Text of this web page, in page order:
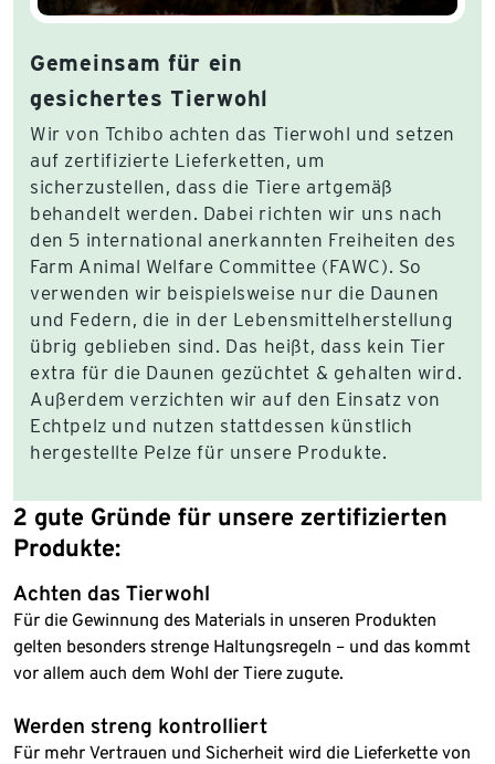
Gemeinsam für ein
gesichertes Tierwohl
Wir von Tchibo achten das Tierwohl und setzen
auf zertifizierte Lieferketten, um
sicherzustellen, dass die Tiere artgemäß
behandelt werden. Dabei richten wir uns nach
den 5 international anerkannten Freiheiten des
Farm Animal Welfare Committee (FAWC). So
verwenden wir beispielsweise nur die Daunen
und Federn, die in der Lebensmittelherstellung
übrig geblieben sind. Das heißt, dass kein Tier
extra für die Daunen gezüchtet & gehalten wird.
Außerdem verzichten wir auf den Einsatz von
Echtpelz und nutzen stattdessen künstlich
hergestellte Pelze für unsere Produkte.
2 gute Gründe für unsere zertifizierten
Produkte:
Achten das Tierwohl
Für die Gewinnung des Materials in unseren Produkten
gelten besonders strenge Haltungsregeln – und das kommt
vor allem auch dem Wohl der Tiere zugute.
Werden streng kontrolliert
Für mehr Vertrauen und Sicherheit wird die Lieferkette von